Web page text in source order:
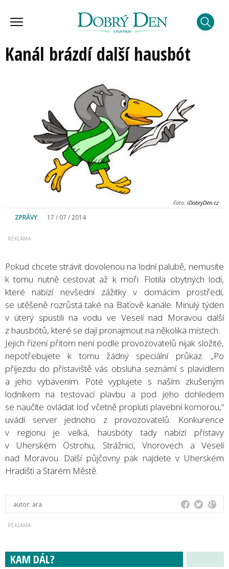
Kanál brázdí další hausbót
Foto: iDobryDen.cz
ZPRÁVY 17 / 07 / 2014
Pokud chcete strávit dovolenou na lodní palubě, nemusíte
k tomu nutně cestovat až k moři. Flotila obytných lodí,
které nabízí nevšední zážitky v domácím prostředí,
se utěšeně rozrůstá také na Baťově kanále. Minulý týden
v úterý spustili na vodu ve Veselí nad Moravou další
z hausbótů, které se dají pronajmout na několika místech.
Jejich řízení přitom není podle provozovatelů nijak složité,
nepotřebujete k tomu žádný speciální průkaz. „Po
příjezdu do přístaviště vás obsluha seznámí s plavidlem
a jeho vybavením. Poté vyplujete s naším zkušeným
lodníkem na testovací plavbu a pod jeho dohledem
se naučíte ovládat loď včetně proplutí plavební komorou,“
uvádí server jednoho z provozovatelů. Konkurence
v regionu je velká, hausbóty tady nabízí přístavy
v Uherském Ostrohu, Strážnici, Vnorovech a Veselí
nad Moravou. Další půjčovny pak najdete v Uherském
Hradišti a Starém Městě.
autor: ara
KAM DÁL?